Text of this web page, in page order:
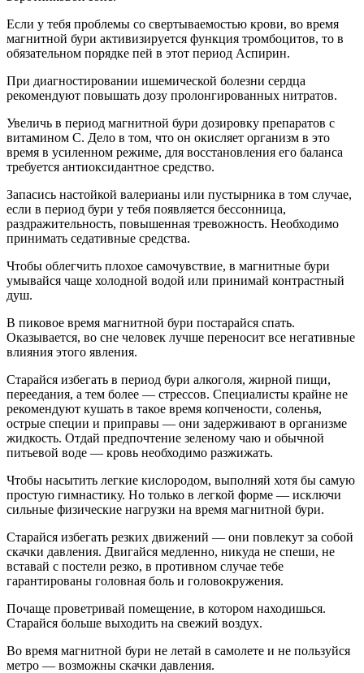
Если у тебя проблемы со свертываемостью крови, во время
магнитной бури активизируется функция тромбоцитов, то в
обязательном порядке пей в этот период Аспирин.
При диагностировании ишемической болезни сердца
рекомендуют повышать дозу пролонгированных нитратов.
Увеличь в период магнитной бури дозировку препаратов с
витамином C. Дело в том, что он окисляет организм в это
время в усиленном режиме, для восстановления его баланса
требуется антиоксидантное средство.
Запасись настойкой валерианы или пустырника в том случае,
если в период бури у тебя появляется бессонница,
раздражительность, повышенная тревожность. Необходимо
принимать седативные средства.
Чтобы облегчить плохое самочувствие, в магнитные бури
умывайся чаще холодной водой или принимай контрастный
душ.
В пиковое время магнитной бури постарайся спать.
Оказывается, во сне человек лучше переносит все негативные
влияния этого явления.
Старайся избегать в период бури алкоголя, жирной пищи,
переедания, а тем более — стрессов. Специалисты крайне не
рекомендуют кушать в такое время копчености, соленья,
острые специи и приправы — они задерживают в организме
жидкость. Отдай предпочтение зеленому чаю и обычной
питьевой воде — кровь необходимо разжижать.
Чтобы насытить легкие кислородом, выполняй хотя бы самую
простую гимнастику. Но только в легкой форме — исключи
сильные физические нагрузки на время магнитной бури.
Старайся избегать резких движений — они повлекут за собой
скачки давления. Двигайся медленно, никуда не спеши, не
вставай с постели резко, в противном случае тебе
гарантированы головная боль и головокружения.
Почаще проветривай помещение, в котором находишься.
Старайся больше выходить на свежий воздух.
Во время магнитной бури не летай в самолете и не пользуйся
метро — возможны скачки давления.